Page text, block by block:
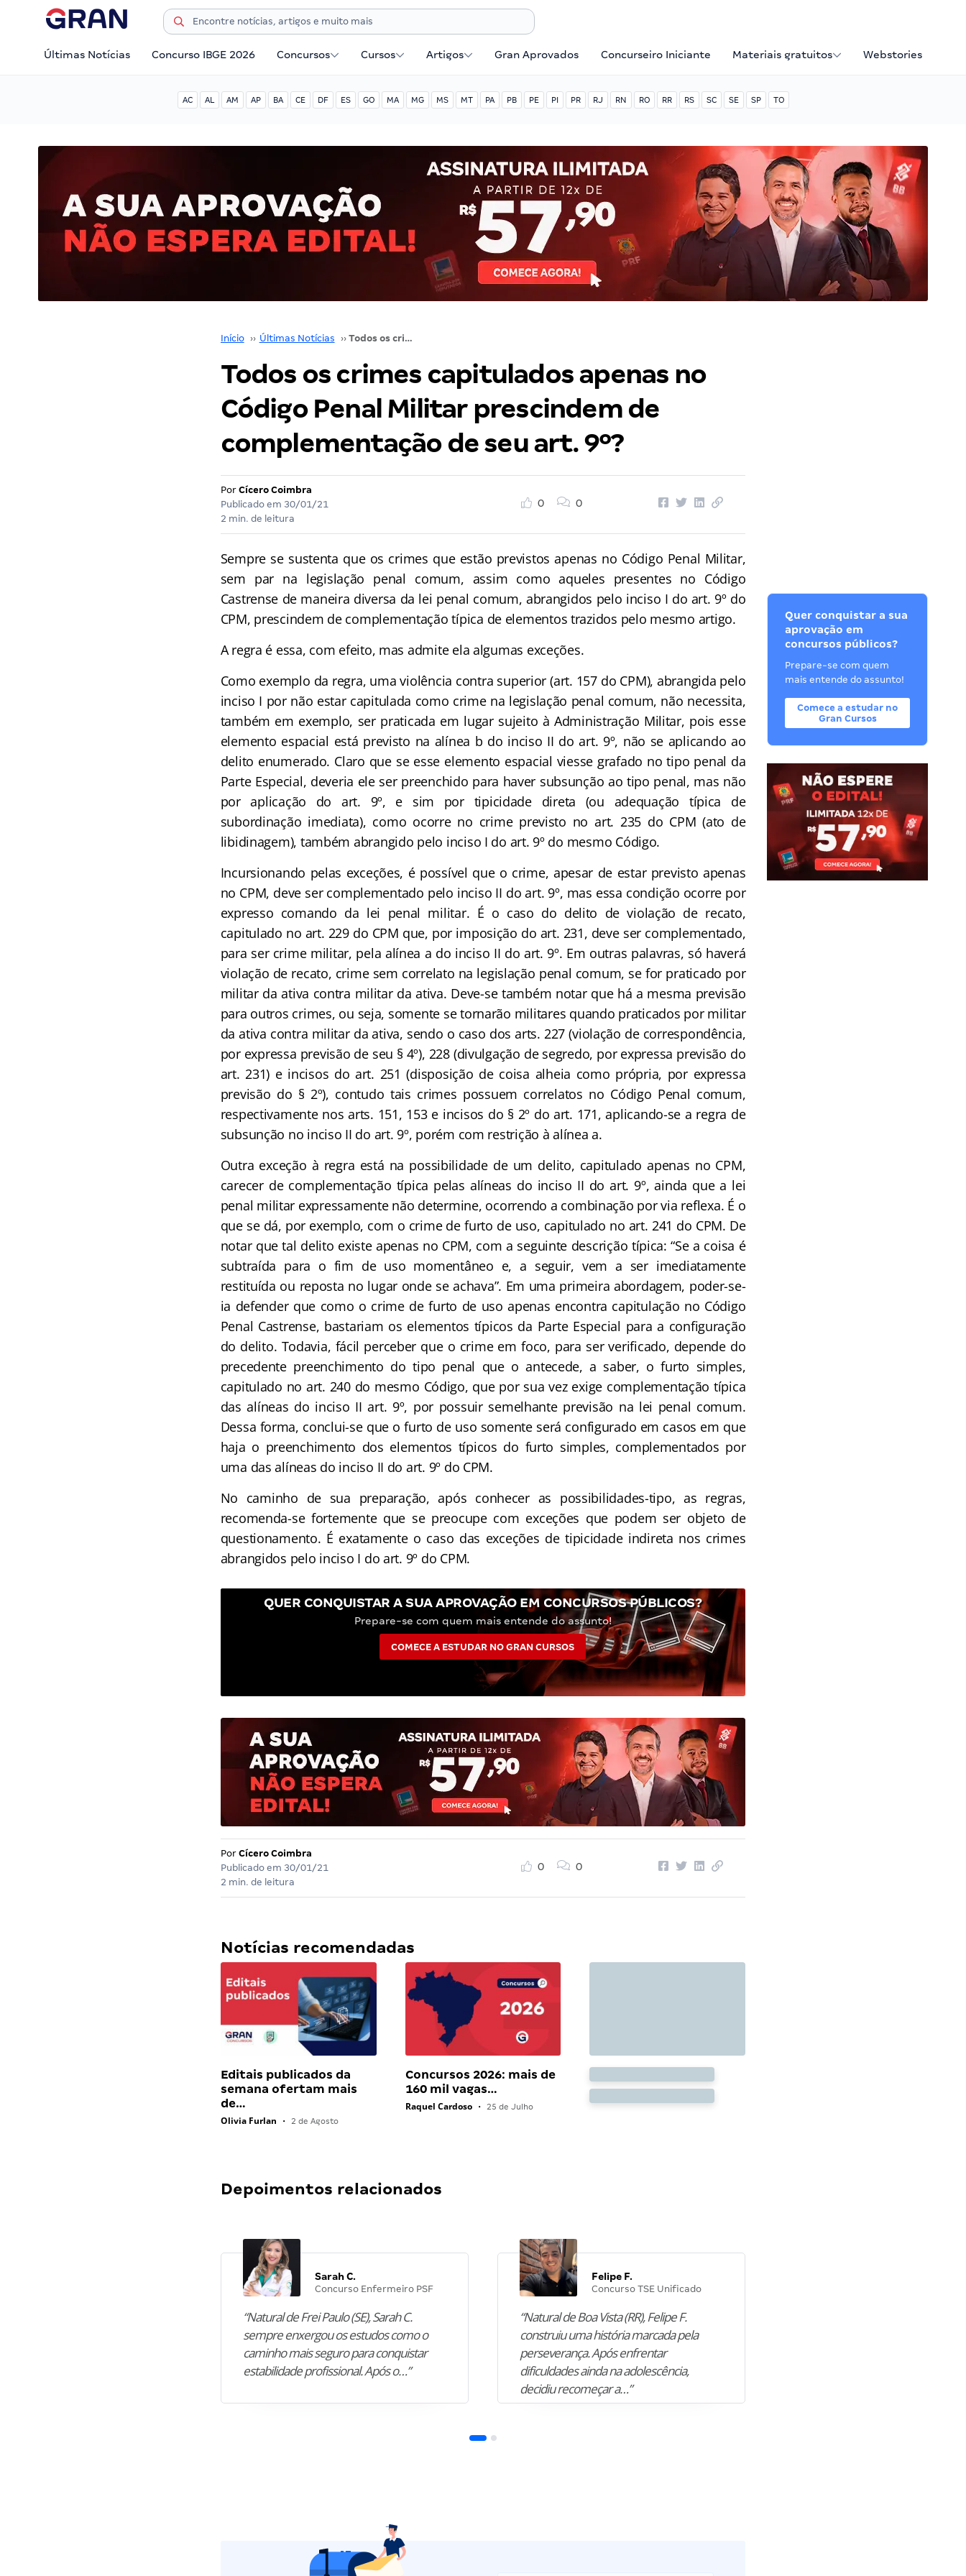
Últimas Notícias Concurso IBGE 2026 Concursos Cursos Artigos Gran Aprovados Concurseiro Iniciante Materiais gratuitos Webstories
AC AL AM AP BA CE DF ES GO MA MG MS MT PA PB PE PI PR RJ RN RO RR RS SC SE SP TO
Início ›› Últimas Notícias ›› Todos os crimes capitulados apenas no Código Penal Militar prescindem de complementação de seu art. 9º?
Todos os crimes capitulados apenas no
Código Penal Militar prescindem de
complementação de seu art. 9º?
Por Cícero Coimbra
Publicado em 30/01/21
2 min. de leitura
0 0
Sempre se sustenta que os crimes que estão previstos apenas no Código Penal Militar,
sem par na legislação penal comum, assim como aqueles presentes no Código
Castrense de maneira diversa da lei penal comum, abrangidos pelo inciso I do art. 9º do
CPM, prescindem de complementação típica de elementos trazidos pelo mesmo artigo.
A regra é essa, com efeito, mas admite ela algumas exceções.
Como exemplo da regra, uma violência contra superior (art. 157 do CPM), abrangida pelo
inciso I por não estar capitulada como crime na legislação penal comum, não necessita,
também em exemplo, ser praticada em lugar sujeito à Administração Militar, pois esse
elemento espacial está previsto na alínea b do inciso II do art. 9º, não se aplicando ao
delito enumerado. Claro que se esse elemento espacial viesse grafado no tipo penal da
Parte Especial, deveria ele ser preenchido para haver subsunção ao tipo penal, mas não
por aplicação do art. 9º, e sim por tipicidade direta (ou adequação típica de
subordinação imediata), como ocorre no crime previsto no art. 235 do CPM (ato de
libidinagem), também abrangido pelo inciso I do art. 9º do mesmo Código.
Incursionando pelas exceções, é possível que o crime, apesar de estar previsto apenas
no CPM, deve ser complementado pelo inciso II do art. 9º, mas essa condição ocorre por
expresso comando da lei penal militar. É o caso do delito de violação de recato,
capitulado no art. 229 do CPM que, por imposição do art. 231, deve ser complementado,
para ser crime militar, pela alínea a do inciso II do art. 9º. Em outras palavras, só haverá
violação de recato, crime sem correlato na legislação penal comum, se for praticado por
militar da ativa contra militar da ativa. Deve-se também notar que há a mesma previsão
para outros crimes, ou seja, somente se tornarão militares quando praticados por militar
da ativa contra militar da ativa, sendo o caso dos arts. 227 (violação de correspondência,
por expressa previsão de seu § 4º), 228 (divulgação de segredo, por expressa previsão do
art. 231) e incisos do art. 251 (disposição de coisa alheia como própria, por expressa
previsão do § 2º), contudo tais crimes possuem correlatos no Código Penal comum,
respectivamente nos arts. 151, 153 e incisos do § 2º do art. 171, aplicando-se a regra de
subsunção no inciso II do art. 9º, porém com restrição à alínea a.
Outra exceção à regra está na possibilidade de um delito, capitulado apenas no CPM,
carecer de complementação típica pelas alíneas do inciso II do art. 9º, ainda que a lei
penal militar expressamente não determine, ocorrendo a combinação por via reflexa. É o
que se dá, por exemplo, com o crime de furto de uso, capitulado no art. 241 do CPM. De
notar que tal delito existe apenas no CPM, com a seguinte descrição típica: “Se a coisa é
subtraída para o fim de uso momentâneo e, a seguir, vem a ser imediatamente
restituída ou reposta no lugar onde se achava”. Em uma primeira abordagem, poder-se-
ia defender que como o crime de furto de uso apenas encontra capitulação no Código
Penal Castrense, bastariam os elementos típicos da Parte Especial para a configuração
do delito. Todavia, fácil perceber que o crime em foco, para ser verificado, depende do
precedente preenchimento do tipo penal que o antecede, a saber, o furto simples,
capitulado no art. 240 do mesmo Código, que por sua vez exige complementação típica
das alíneas do inciso II art. 9º, por possuir semelhante previsão na lei penal comum.
Dessa forma, conclui-se que o furto de uso somente será configurado em casos em que
haja o preenchimento dos elementos típicos do furto simples, complementados por
uma das alíneas do inciso II do art. 9º do CPM.
No caminho de sua preparação, após conhecer as possibilidades-tipo, as regras,
recomenda-se fortemente que se preocupe com exceções que podem ser objeto de
questionamento. É exatamente o caso das exceções de tipicidade indireta nos crimes
abrangidos pelo inciso I do art. 9º do CPM.
QUER CONQUISTAR A SUA APROVAÇÃO EM CONCURSOS PÚBLICOS?
Prepare-se com quem mais entende do assunto!
COMECE A ESTUDAR NO GRAN CURSOS
Por Cícero Coimbra
Publicado em 30/01/21
2 min. de leitura
0 0
Notícias recomendadas
Editais publicados da
semana ofertam mais
de…
Olivia Furlan • 2 de Agosto
Concursos 2026: mais de
160 mil vagas…
Raquel Cardoso • 25 de Julho
Depoimentos relacionados
Sarah C.
Concurso Enfermeiro PSF
“Natural de Frei Paulo (SE), Sarah C.
sempre enxergou os estudos como o
caminho mais seguro para conquistar
estabilidade profissional. Após o…”
Felipe F.
Concurso TSE Unificado
“Natural de Boa Vista (RR), Felipe F.
construiu uma história marcada pela
perseverança. Após enfrentar
dificuldades ainda na adolescência,
decidiu recomeçar a…”
Quer conquistar a sua
aprovação em
concursos públicos?
Prepare-se com quem
mais entende do assunto!
Comece a estudar no
Gran Cursos